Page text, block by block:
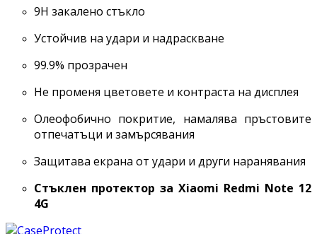
9H закалено стъкло
Устойчив на удари и надраскване
99.9% прозрачен
Не променя цветовете и контраста на дисплея
Олеофобично покритие, намалява пръстовите
отпечатъци и замърсявания
Защитава екрана от удари и други наранявания
Стъклен протектор за Xiaomi Redmi Note 12
4G